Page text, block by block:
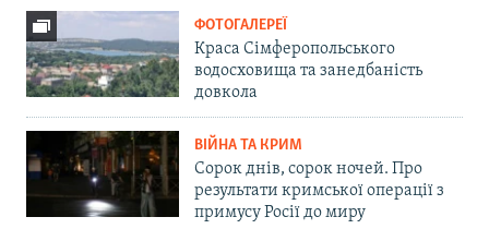
ФОТОГАЛЕРЕЇ
Краса Сімферопольського
водосховища та занедбаність
довкола
ВІЙНА ТА КРИМ
Сорок днів, сорок ночей. Про
результати кримської операції з
примусу Росії до миру